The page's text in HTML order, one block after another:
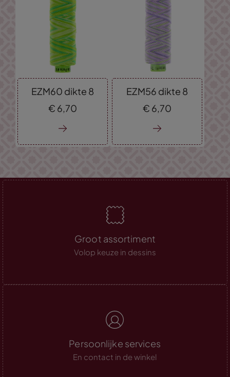
EZM60 dikte 8
€ 6, 70
EZM56 dikte 8
€ 6, 70
Groot assortiment
Volop keuze in dessins
Persoonlijke services
En contact in de winkel